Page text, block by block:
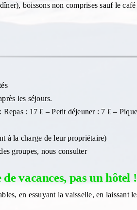
boissons non comprises sauf le
les séjours.
Repas : 17 € – Petit déjeuner : 7 € –
à la charge de leur propriétaire)
groupes, nous consulter
vacances, pas un hôtel !
en essuyant la vaisselle, en laissant